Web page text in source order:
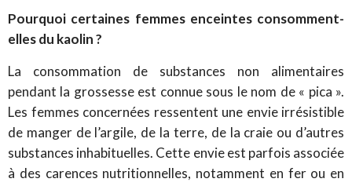
Pourquoi certaines femmes enceintes consomment-
elles du kaolin ?
La consommation de substances non alimentaires
pendant la grossesse est connue sous le nom de « pica ».
Les femmes concernées ressentent une envie irrésistible
de manger de l’argile, de la terre, de la craie ou d’autres
substances inhabituelles. Cette envie est parfois associée
à des carences nutritionnelles, notamment en fer ou en